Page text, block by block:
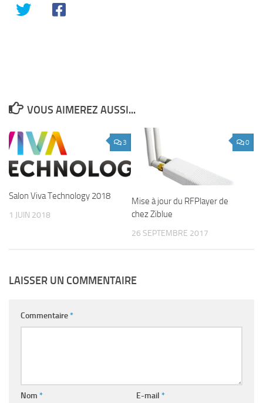
VOUS AIMEREZ AUSSI...
3
Salon Viva Technology 2018
1 JUIN 2018
0
Mise à jour du RFPlayer de
chez Ziblue
26 SEPTEMBRE 2017
LAISSER UN COMMENTAIRE
Commentaire*
Nom * E-mail *